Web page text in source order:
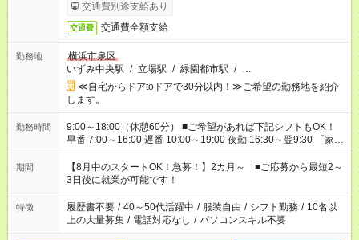
交通費別途支給あり
交通費 交通費全額支給
勤務地
横浜市泉区
いずみ中央駅 / 立場駅 / 緑園都市駅 / …
≪自宅からドアtoドアで30分以内！≫ご希望の勤務地を紹介
します。
勤務時間
9:00～18:00（休憩60分） ■ご希望があれば下記シフトもOK！
早番 7:00～16:00 遅番 10:00～19:00 夜勤 16:30～翌9:30 「家族
と休みを合わせたい」 「余裕を持って夕飯の準備がしたい」
「できれば残業はしたくない」 など、ご希望を教えてください
ね。 ※Wワーク希望の方へ 今ご覧のお仕事で希望する勤務時間
と、もう1つのお仕事の勤務時間。 合計で週40時間を超える場
合は応募できません。
期間
【8月中のスタートOK！急募！】2カ月～ ■ご応募から最短2～
3日後に就業が可能です！
特徴 履歴書不要 / 40～50代活躍中 / 服装自由 / シフト勤務 / 10名以
上の大量募集 / 電話対応なし / パソコンスキル不要